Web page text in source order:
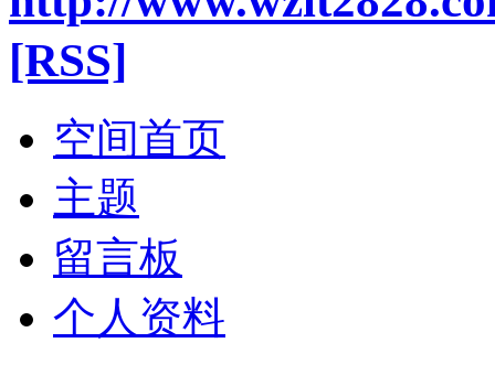
[RSS]
空间首页
主题
留言板
个人资料